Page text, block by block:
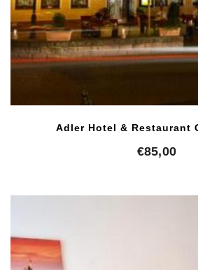
Adler Hotel & Restaurant
€85,00